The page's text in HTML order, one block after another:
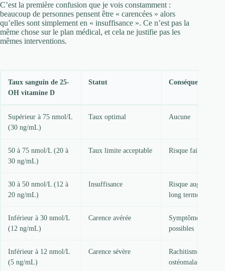
C’est la première confusion que je vois constamment :
beaucoup de personnes pensent être « carencées » alors
qu’elles sont simplement en « insuffisance ». Ce n’est pas la
même chose sur le plan médical, et cela ne justifie pas les
mêmes interventions.
Taux sanguin de 25-
OH vitamine D
Statut Conséquences
Supérieur à 75 nmol/L
(30 ng/mL)
Taux optimal Aucune
50 à 75 nmol/L (20 à
30 ng/mL)
Taux limite acceptable Risque faible
30 à 50 nmol/L (12 à
20 ng/mL)
Insuffisance
Risque augmenté
long terme
Inférieur à 30 nmol/L
(12 ng/mL)
Carence avérée
Symptômes
possibles
Inférieur à 12 nmol/L
(5 ng/mL)
Carence sévère
Rachitisme
ostéomalacie